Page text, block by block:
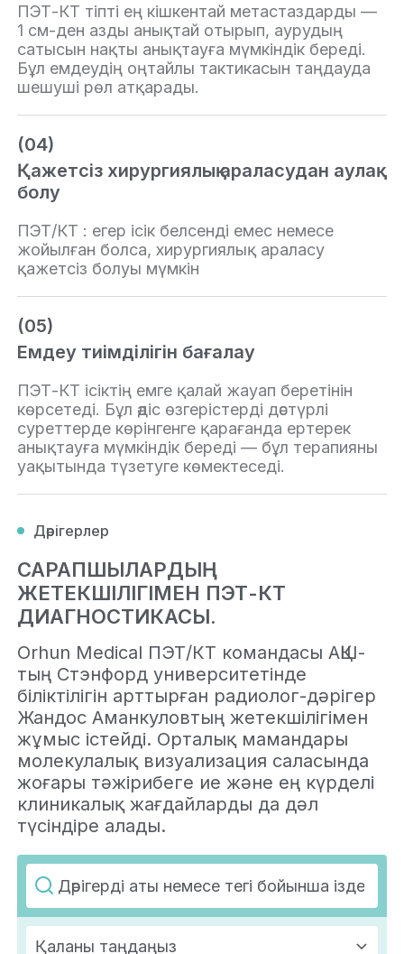
ПЭТ-КТ тіпті ең кішкентай метастаздарды —
1 см-ден азды анықтай отырып, аурудың
сатысын нақты анықтауға мүмкіндік береді.
Бұл емдеудің оңтайлы тактикасын таңдауда
шешуші рөл атқарады.
(04)
Қажетсіз хирургиялық араласудан аулақ
болу
ПЭТ/КТ : егер ісік белсенді емес немесе
жойылған болса, хирургиялық араласу
қажетсіз болуы мүмкін
(05)
Емдеу тиімділігін бағалау
ПЭТ-КТ ісіктің емге қалай жауап беретінін
көрсетеді. Бұл әдіс өзгерістерді дәстүрлі
суреттерде көрінгенге қарағанда ертерек
анықтауға мүмкіндік береді — бұл терапияны
уақытында түзетуге көмектеседі.
Дәрігерлер
САРАПШЫЛАРДЫҢ
ЖЕТЕКШІЛІГІМЕН ПЭТ-КТ
ДИАГНОСТИКАСЫ.
Orhun Medical ПЭТ/КТ командасы АҚШ-
тың Стэнфорд университетінде
біліктілігін арттырған радиолог-дәрігер
Жандос Аманкуловтың жетекшілігімен
жұмыс істейді. Орталық мамандары
молекулалық визуализация саласында
жоғары тәжірибеге ие және ең күрделі
клиникалық жағдайларды да дәл
түсіндіре алады.
Қаланы таңдаңыз